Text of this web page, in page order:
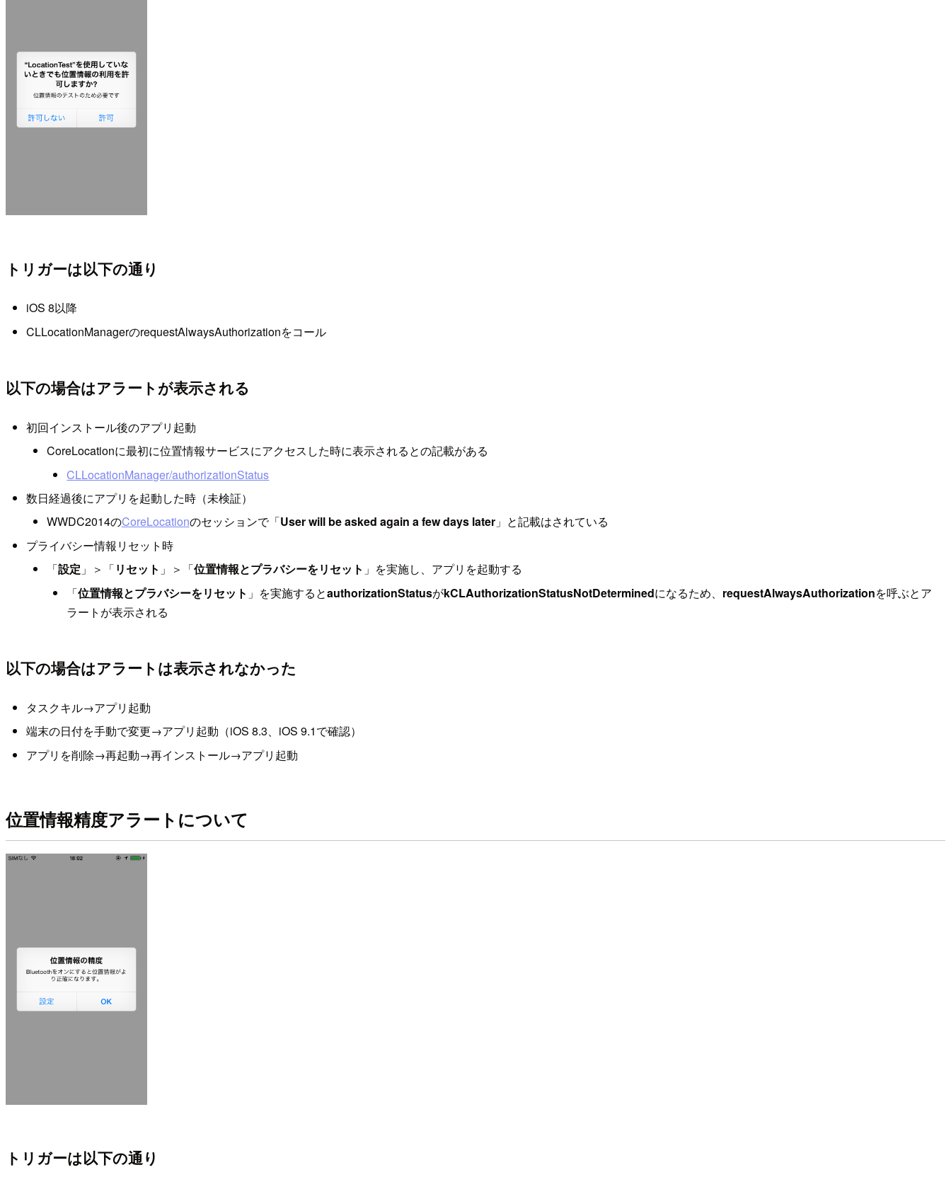
トリガーは以下の通り
iOS 8以降
CLLocationManagerのrequestAlwaysAuthorizationをコール
以下の場合はアラートが表示される
初回インストール後のアプリ起動
CoreLocationに最初に位置情報サービスにアクセスした時に表示されるとの記載がある
CLLocationManager/authorizationStatus
数日経過後にアプリを起動した時（未検証）
WWDC2014のCoreLocationのセッションで「User will be asked again a few days later」と記載はされている
プライバシー情報リセット時
「設定 」＞「リセット 」＞「位置情報とプラバシーをリセット 」を実施し、アプリを起動する
「位置情報とプラバシーをリセット 」を実施するとauthorizationStatusがkCLAuthorizationStatusNotDeterminedになるため、 requestAlwaysAuthorizationを呼ぶとア
ラートが表示される
以下の場合はアラートは表示されなかった
タスクキル→アプリ起動
端末の日付を手動で変更→アプリ起動（iOS 8.3、iOS 9.1で確認）
アプリを削除→再起動→再インストール→アプリ起動
位置情報精度アラートについて
トリガーは以下の通り